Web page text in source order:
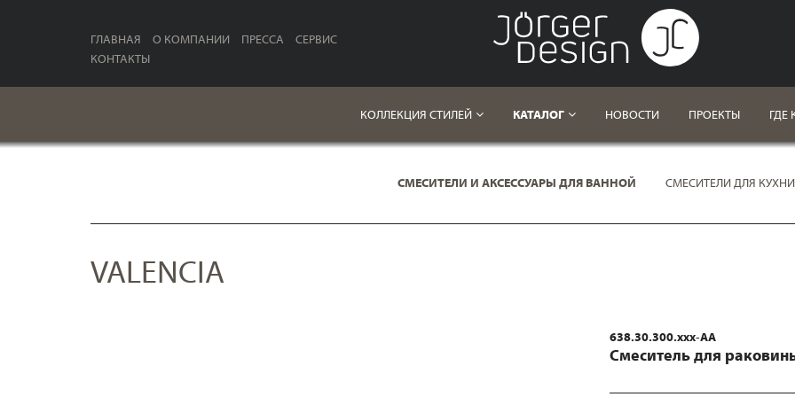
ГЛАВНАЯ О КОМПАНИИ ПРЕССА
СЕРВИС
КОНТАКТЫ
КОЛЛЕКЦИЯ СТИЛЕЙ КАТАЛОГ НОВОСТИ ПРОЕКТЫ ГДЕ
СМЕСИТЕЛИ И АКСЕССУАРЫ ДЛЯ ВАННОЙ СМЕСИТЕЛИ ДЛЯ КУХНИ
VALENCIA
638.30.300.xxx-AA
Смеситель для